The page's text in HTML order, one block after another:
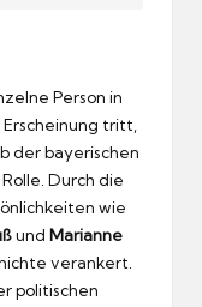
Person in
tritt,
der bayerischen
Durch die
wie
und Marianne
verankert.
politischen